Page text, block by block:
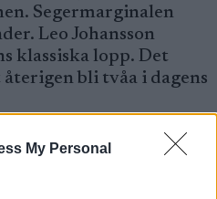
My Personal
Segermarginalen
Leo Johansson
klassiska lopp. Det
bli tvåa i dagens
en del av a-
slutade trea.